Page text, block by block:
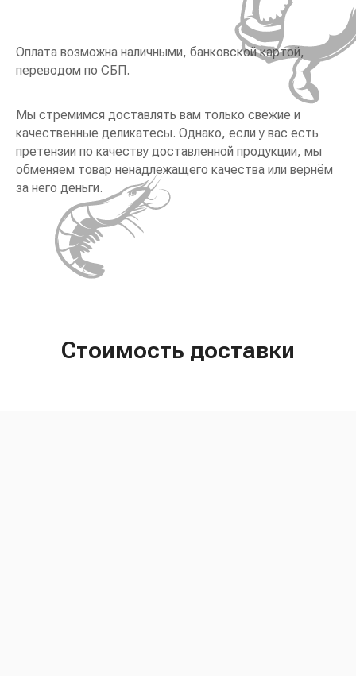
Оплата возможна наличными, банковской картой,
переводом по СБП.
Мы стремимся доставлять вам только свежие и
качественные деликатесы. Однако, если у вас есть
претензии по качеству доставленной продукции, мы
обменяем товар ненадлежащего качества или вернём
за него деньги.
Стоимость доставки